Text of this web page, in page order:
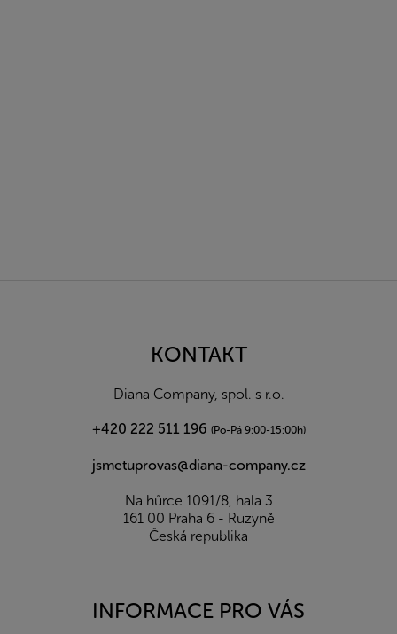
KONTAKT
Diana Company, spol. s r.o.
+420 222 511 196 (Po-Pá 9:00-15:00h)
jsmetuprovas@diana-company.cz
Na hůrce 1091/8, hala 3
161 00 Praha 6 - Ruzyně
Česká republika
INFORMACE PRO VÁS